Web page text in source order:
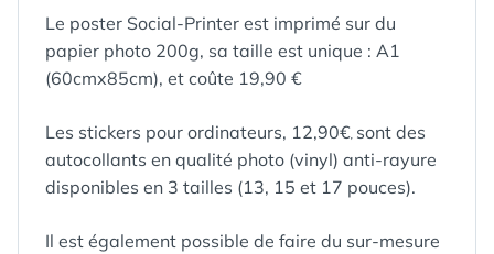
Le poster Social-Printer est imprimé sur du
papier photo 200g, sa taille est unique : A1
(60cmx85cm), et coûte 19,90 €
Les stickers pour ordinateurs, 12,90€, sont des
autocollants en qualité photo (vinyl) anti-rayure
disponibles en 3 tailles (13, 15 et 17 pouces).
Il est également possible de faire du sur-mesure